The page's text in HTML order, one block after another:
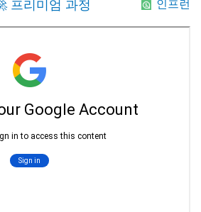
프리미엄 과정 인프런